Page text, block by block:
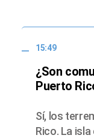
15:49
¿Son
Puerto
Sí, los
Rico. La